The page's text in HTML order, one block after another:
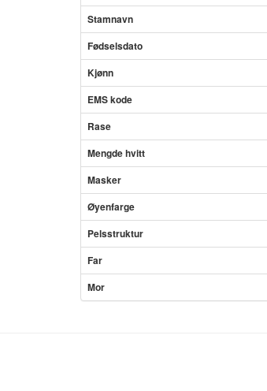
Stamnavn
Fødselsdato
Kjønn
EMS kode
Rase
Mengde hvitt
Masker
Øyenfarge
Pelsstruktur
Far
Mor